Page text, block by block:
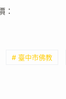
：
# 臺中市佛教